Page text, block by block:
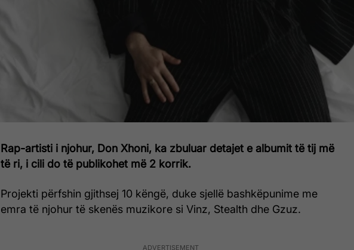
Rap-artisti i njohur, Don Xhoni, ka zbuluar detajet e albumit të tij më
të ri, i cili do të publikohet më 2 korrik.
Projekti përfshin gjithsej 10 këngë, duke sjellë bashkëpunime me
emra të njohur të skenës muzikore si Vinz, Stealth dhe Gzuz.